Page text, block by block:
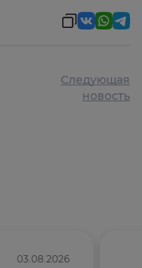
Следующая
новость
03.08.2026